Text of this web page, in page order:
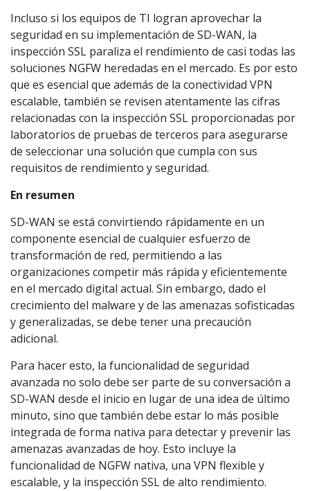
Incluso si los equipos de TI logran aprovechar la
seguridad en su implementación de SD-WAN, la
inspección SSL paraliza el rendimiento de casi todas las
soluciones NGFW heredadas en el mercado. Es por esto
que es esencial que además de la conectividad VPN
escalable, también se revisen atentamente las cifras
relacionadas con la inspección SSL proporcionadas por
laboratorios de pruebas de terceros para asegurarse
de seleccionar una solución que cumpla con sus
requisitos de rendimiento y seguridad.
En resumen
SD-WAN se está convirtiendo rápidamente en un
componente esencial de cualquier esfuerzo de
transformación de red, permitiendo a las
organizaciones competir más rápida y eficientemente
en el mercado digital actual. Sin embargo, dado el
crecimiento del malware y de las amenazas sofisticadas
y generalizadas, se debe tener una precaución
adicional.
Para hacer esto, la funcionalidad de seguridad
avanzada no solo debe ser parte de su conversación a
SD-WAN desde el inicio en lugar de una idea de último
minuto, sino que también debe estar lo más posible
integrada de forma nativa para detectar y prevenir las
amenazas avanzadas de hoy. Esto incluye la
funcionalidad de NGFW nativa, una VPN flexible y
escalable, y la inspección SSL de alto rendimiento.